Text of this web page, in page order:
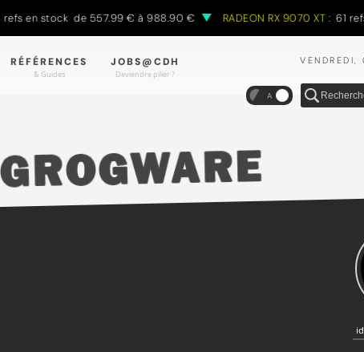
stock de 557.99 € à 988.90 € RADEON RX 9070 XT : 61 refs en
RÉFÉRENCES
& Guides
JOBS@CDH
Deviendre pilier ?
A